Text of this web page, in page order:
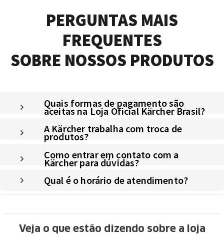
PERGUNTAS MAIS
FREQUENTES
SOBRE NOSSOS PRODUTOS
Quais formas de pagamento são
aceitas na Loja Oficial Kärcher Brasil?
A Kärcher trabalha com troca de
produtos?
Como entrar em contato com a
Kärcher para dúvidas?
Qual é o horário de atendimento?
Veja o que estão dizendo sobre a loja